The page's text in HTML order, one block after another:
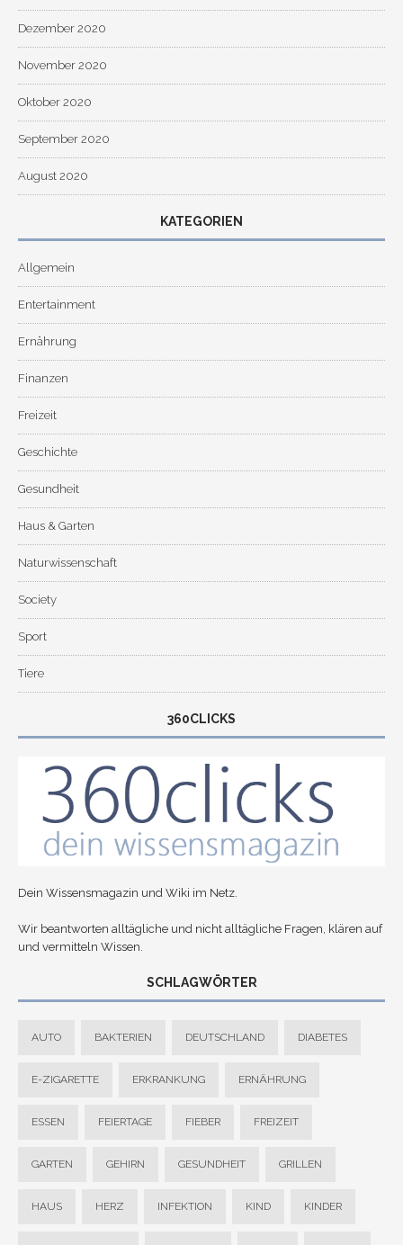
Dezember 2020
November 2020
Oktober 2020
September 2020
August 2020
KATEGORIEN
Allgemein
Entertainment
Ernährung
Finanzen
Freizeit
Geschichte
Gesundheit
Haus & Garten
Naturwissenschaft
Society
Sport
Tiere
360CLICKS
Dein Wissensmagazin und Wiki im Netz.
Wir beantworten alltägliche und nicht alltägliche Fragen, klären auf
und vermitteln Wissen.
SCHLAGWÖRTER
AUTO BAKTERIEN DEUTSCHLAND DIABETES
E-ZIGARETTE ERKRANKUNG ERNÄHRUNG
ESSEN FEIERTAGE FIEBER FREIZEIT
GARTEN GEHIRN GESUNDHEIT GRILLEN
HAUS HERZ INFEKTION KIND KINDER